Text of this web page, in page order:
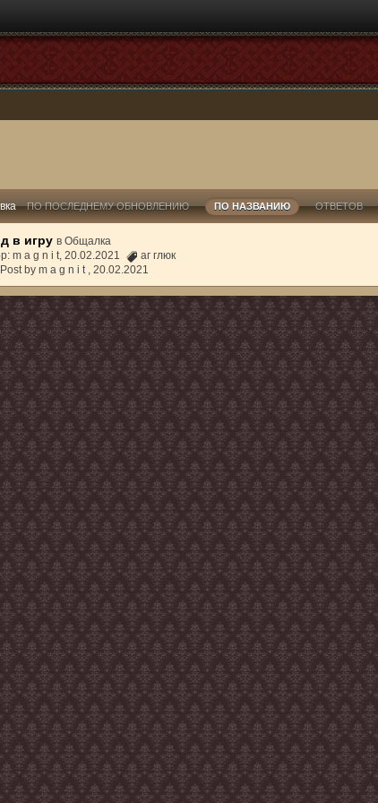
ПО ПОСЛЕДНЕМУ ОБНОВЛЕНИЮ ПО НАЗВАНИЮ ОТВЕТОВ
в игру вОбщалка
m a g n i t, 20.02.2021
аг глюк
by m a g n i t ,20.02.2021